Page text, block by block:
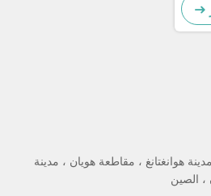
9 طريق فينيانغ 3 ، مدينة هوانغتانغ ، مقاطعة هويان ، مدينة
، الصين